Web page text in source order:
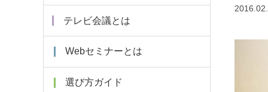
テレビ会議とは
Webセミナーとは
選び方ガイド